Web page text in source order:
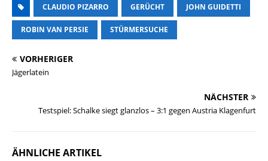
CLAUDIO PIZARRO GERÜCHT JOHN GUIDETTI
ROBIN VAN PERSIE STÜRMERSUCHE
VORHERIGER
Jägerlatein
NÄCHSTER
Testspiel: Schalke siegt glanzlos – 3:1 gegen Austria Klagenfurt
ÄHNLICHE ARTIKEL